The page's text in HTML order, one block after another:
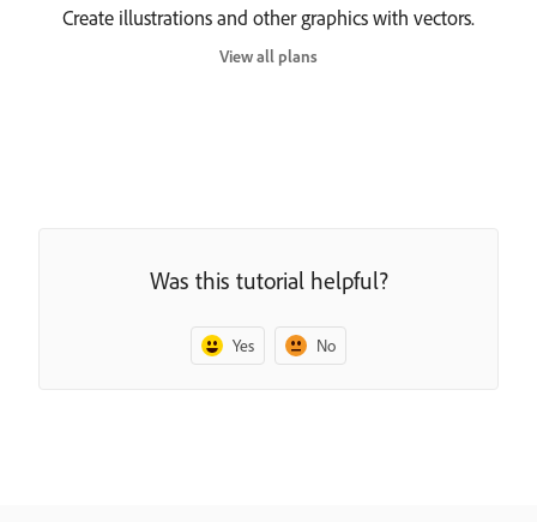
Create illustrations and other graphics with vectors.
View all plans
Was this tutorial helpful?
Yes No